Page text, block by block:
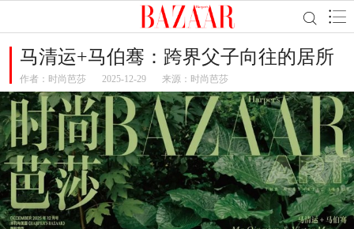
马清运+马伯骞：跨界父子向往的居所
作者： 时尚芭莎 2025-12-29 来源：时尚芭莎